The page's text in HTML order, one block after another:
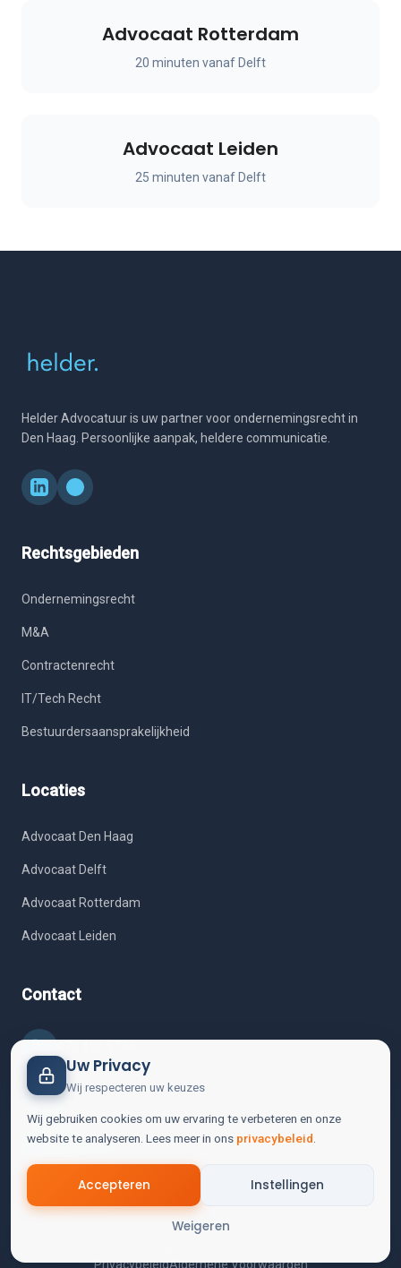
Advocaat Rotterdam
20 minuten vanaf Delft
Advocaat Leiden
25 minuten vanaf Delft
Helder Advocatuur is uw partner voor ondernemingsrecht in
Den Haag. Persoonlijke aanpak, heldere communicatie.
Rechtsgebieden
Ondernemingsrecht
M&A
Contractenrecht
IT/Tech Recht
Bestuurdersaansprakelijkheid
Locaties
Advocaat Den Haag
Advocaat Delft
Advocaat Rotterdam
Advocaat Leiden
Contact
contact@helderadvocatuur.nl
Molenstraat 33
PrivacybeleidAlgemene Voorwaarden
Uw Privacy
Wij respecteren uw keuzes
Wij gebruiken cookies om uw ervaring te verbeteren en onze
website te analyseren. Lees meer in ons privacybeleid
Accepteren Instellingen
Weigeren